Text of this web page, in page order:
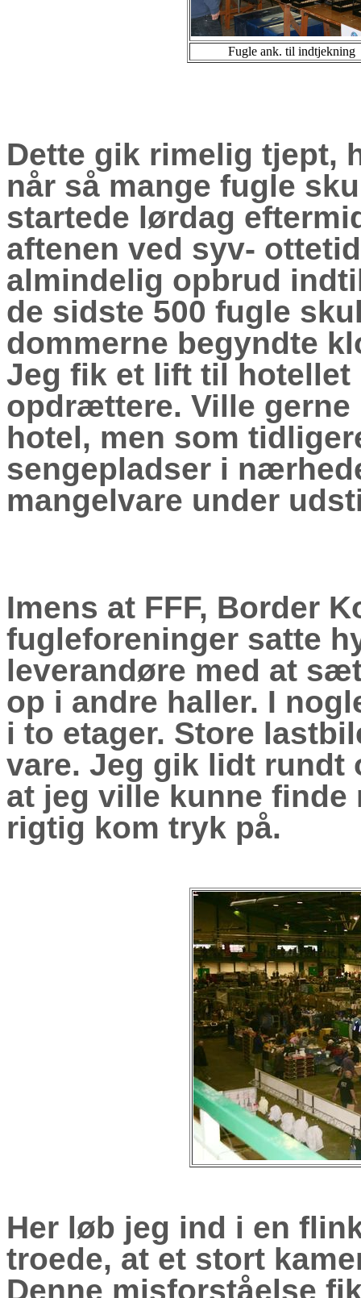
Fugle ank. til indtjekning
Dette gik rimelig tjept,
når så mange fugle
startede lørdag
aftenen ved syv-
almindelig opbrud
de sidste 500 fugle
dommerne begyndte
Jeg fik et lift til hotellet
opdrættere. Ville
hotel, men som
sengepladser i
mangelvare under
Imens at FFF, Border
fugleforeninger satte
leverandøre med at
op i andre haller. I
i to etager. Store
vare. Jeg gik lidt rundt
at jeg ville kunne
rigtig kom tryk på.
Her løb jeg ind i en
troede, at et stort
Denne misforståelse